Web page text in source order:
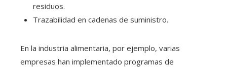
residuos.
Trazabilidad en cadenas de suministro.
En la industria alimentaria, por ejemplo, varias
empresas han implementado programas de